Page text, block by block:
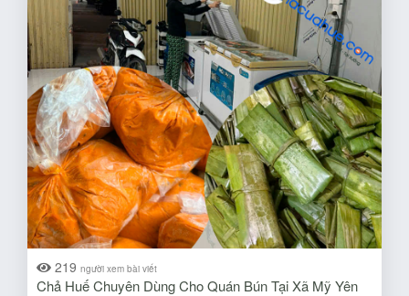
219 người xem bài viết
Chả Huế Chuyên Dùng Cho Quán Bún Tại Xã Mỹ Yên